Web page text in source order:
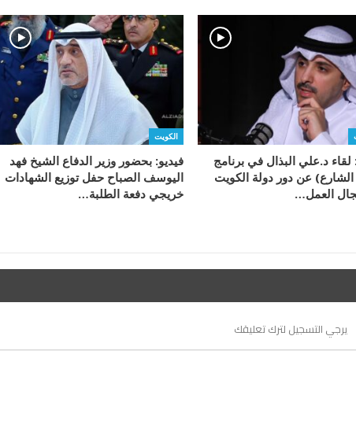
لقاء د.علي البذال في برنامج
عن دور دولة الكويت
العمل…
الكويت
فيديو: بحضور وزير الدفاع الشيخ فهد
اليوسف الصباح حفل توزيع الشهادات
خريجي دفعة الطلبة…
يرجي التسجيل لترك تعليقك